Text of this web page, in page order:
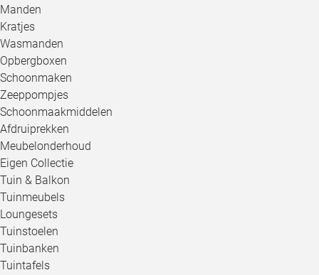
Manden
Kratjes
Wasmanden
Opbergboxen
Schoonmaken
Zeeppompjes
Schoonmaakmiddelen
Afdruiprekken
Meubelonderhoud
Eigen Collectie
Tuin & Balkon
Tuinmeubels
Loungesets
Tuinstoelen
Tuinbanken
Tuintafels